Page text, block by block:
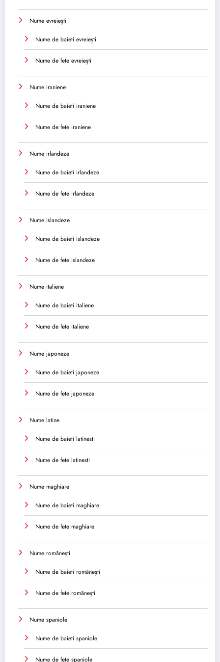
Nume evreiești
Nume de baieti evreiești
Nume de fete evreiești
Nume iraniene
Nume de baieti iraniene
Nume de fete iraniene
Nume irlandeze
Nume de baieti irlandeze
Nume de fete irlandeze
Nume islandeze
Nume de baieti islandeze
Nume de fete islandeze
Nume italiene
Nume de baieti italiene
Nume de fete italiene
Nume japoneze
Nume de baieti japoneze
Nume de fete japoneze
Nume latine
Nume de baieti latinesti
Nume de fete latinesti
Nume maghiare
Nume de baieti maghiare
Nume de fete maghiare
Nume românești
Nume de baieti românești
Nume de fete românești
Nume spaniole
Nume de baieti spaniole
Nume de fete spaniole